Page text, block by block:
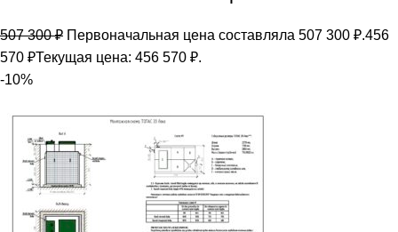
507 300₽ Первоначальная цена составляла 507 300 ₽.456
570 ₽Текущая цена: 456 570 ₽.
-10%